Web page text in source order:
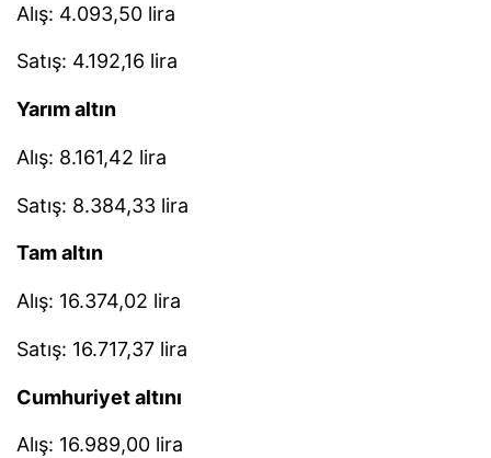
Alış: 4.093,50 lira
Satış: 4.192,16 lira
Yarım altın
Alış: 8.161,42 lira
Satış: 8.384,33 lira
Tam altın
Alış: 16.374,02 lira
Satış: 16.717,37 lira
Cumhuriyet altını
Alış: 16.989,00 lira